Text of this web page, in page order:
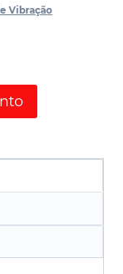
Vibração